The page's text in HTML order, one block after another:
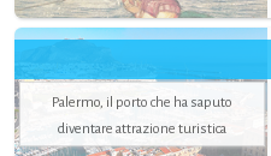
Palermo, il porto che ha saputo
diventare attrazione turistica